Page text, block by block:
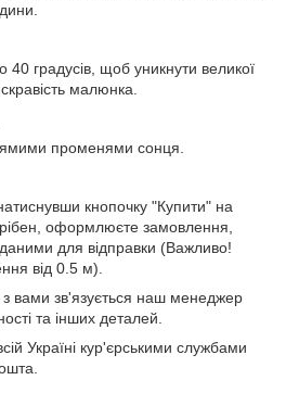
градусів, щоб уникнути великої
малюнка.
променями сонця.
кнопочку "Купити" на
оформлюєте замовлення,
для відправки (Важливо!
від 0.5 м).
вами зв'язується наш менеджер
та інших деталей.
Україні кур'єрськими службами